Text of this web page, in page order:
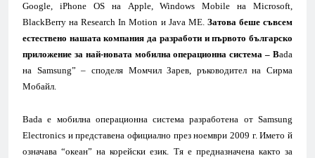
Google, iPhone OS на Apple, Windows Mobile на Microsoft,
BlackBerryнаResearch In Motion и Java ME.Затова беше съвсем
естествено нашата компания да разработи и първото българско
приложение за най-новата мобилна операционна система – Bada
на Samsung” – споделя Момчил Зарев, ръководител на Сирма
Мобайл.
Bada е мобилна операционна система разработена от Samsung
Electronics и представена официално през ноември 2009 г. Името й
означава “океан” на корейски език. Тя е предназначена както за